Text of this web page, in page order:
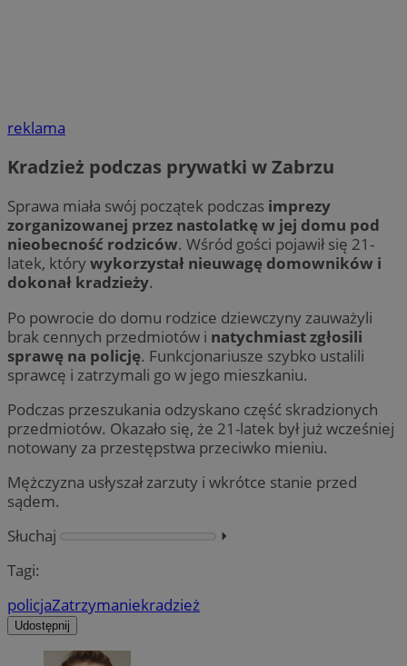
reklama
Kradzież podczas prywatki w Zabrzu
Sprawa miała swój początek podczas imprezy
zorganizowanej przez nastolatkę w jej domu pod
nieobecność rodziców. Wśród gości pojawił się 21-
latek, którywykorzystał nieuwagę domowników i
dokonał kradzieży.
Po powrocie do domu rodzice dziewczyny zauważyli
brak cennych przedmiotów i natychmiast zgłosili
sprawę na policję. Funkcjonariusze szybko ustalili
sprawcę i zatrzymali go w jego mieszkaniu.
Podczas przeszukania odzyskano część skradzionych
przedmiotów. Okazało się, że 21-latek był już wcześniej
notowany za przestępstwa przeciwko mieniu.
Mężczyzna usłyszał zarzuty i wkrótce stanie przed
sądem.
Słuchaj
⏵︎
Tagi:
policjaZatrzymaniekradzież
Udostępnij